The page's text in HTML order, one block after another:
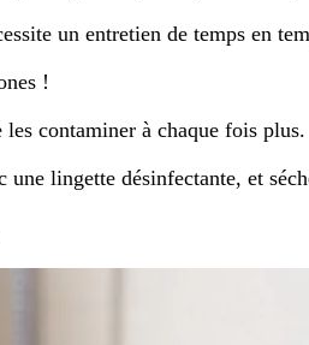
un entretien de temps en
!
contaminer à chaque fois plus.
lingette désinfectante, et